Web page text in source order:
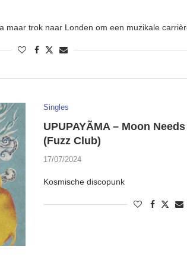
maar trok naar Londen om een muzikale
Singles
UPUPAYÃMA – Moon
(Fuzz Club)
17/07/2024
Kosmische discopunk